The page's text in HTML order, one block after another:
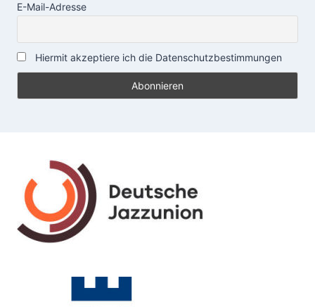
E-Mail-Adresse
Hiermit akzeptiere ich die Datenschutzbestimmungen